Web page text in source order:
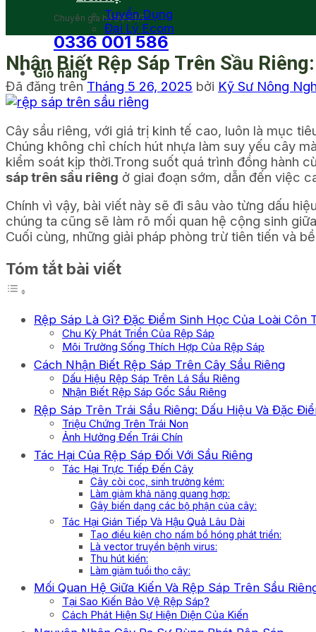
Chuyên gia hỗ trợ 24/7
0336 001 586
Giỏ hàng
Tuyển Dụng
Đại Lý Ecom
Nhận Biết Rệp Sáp Trên Sầu
Đã đăng trên Tháng 5 26, 2025 bởi Kỹ Sư Nông
Cây sầu riêng, với giá trị kinh tế cao, luôn là mục
Chúng không chỉ chích hút nhựa làm suy yếu cây
kiểm soát kịp thời.Trong suốt quá trình đồng hành
sáp trên sầu riêng ở giai đoạn sớm, dẫn đến việc
Chính vì vậy, bài viết này sẽ đi sâu vào từng dấu
chúng ta cũng sẽ làm rõ mối quan hệ cộng sinh giữa
Cuối cùng, những giải pháp phòng trừ tiên tiến và
Tóm tắt bài viết
Rệp Sáp Là Gì? Đặc Điểm Sinh Học Của Loài Côn
Chu Kỳ Phát Triển Của Rệp Sáp
Môi Trường Sống Thích Hợp Của Rệp Sáp
Cách Nhận Biết Rệp Sáp Trên Cây Sầu Riêng
Dấu Hiệu Rệp Sáp Trên Lá Sầu Riêng
Nhận Biết Rệp Sáp Gốc Sầu Riêng
Rệp Sáp Trên Trái Sầu Riêng: Dấu Hiệu Và Đặc
Triệu Chứng Trên Trái Non
Ảnh Hưởng Đến Trái Chín
Tác Hại Của Rệp Sáp Đối Với Sầu Riêng
Tác Hại Trực Tiếp Đến Cây
Cây còi cọc, sinh trưởng kém:
Làm giảm khả năng quang hợp:
Gây biến dạng các bộ phận của cây:
Tác Hại Gián Tiếp Và Hậu Quả Lâu Dài
Tạo điều kiện cho nấm bồ hóng phát triển:
Là vector truyền bệnh virus:
Thu hút kiến:
Làm giảm tuổi thọ cây:
Mối Quan Hệ Giữa Kiến Và Rệp Sáp Trên Sầu
Tại Sao Kiến Bảo Vệ Rệp Sáp?
Cách Phát Hiện Sự Hiện Diện Của Kiến